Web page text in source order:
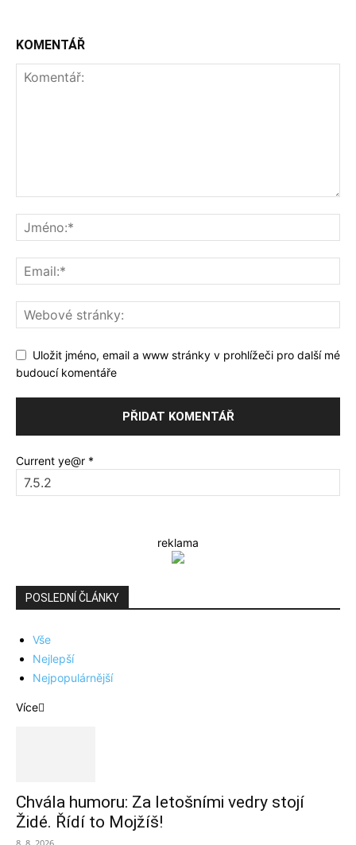
KOMENTÁŘ
Uložit jméno, email a www stránky v prohlížeči pro další mé
budoucí komentáře
Current ye@r *
reklama
POSLEDNÍ ČLÁNKY
Vše
Nejlepší
Nejpopulárnější
Více
Chvála humoru: Za letošními vedry stojí
Židé. Řídí to Mojžíš!